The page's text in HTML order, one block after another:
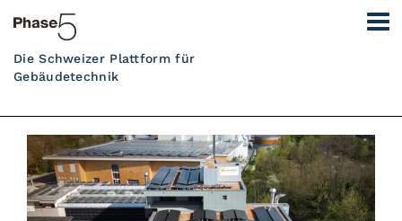
Die Schweizer Plattform für
Gebäudetechnik